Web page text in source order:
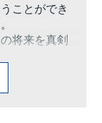
ことができ
将来を真剣
。
面談、お費